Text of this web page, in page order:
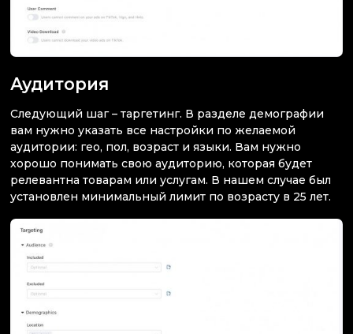
Аудитория
Следующий шаг – таргетинг. В разделе демографии
вам нужно указать все настройки по желаемой
аудитории: гео, пол, возраст и языки. Вам нужно
хорошо понимать свою аудиторию, которая будет
релевантна товарам или услугам. В нашем случае был
установлен минимальный лимит по возрасту в 25 лет.